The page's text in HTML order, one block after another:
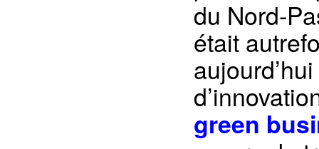
du Nord-
était
green